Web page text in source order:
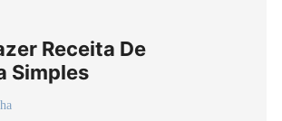
Receita De
Simples